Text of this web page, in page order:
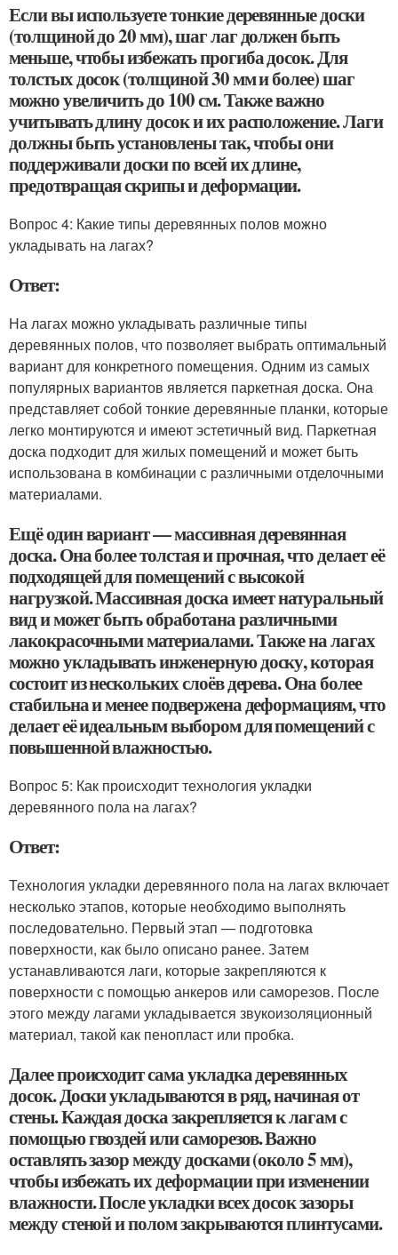
Если вы используете тонкие деревянные доски
(толщиной до 20 мм), шаг лаг должен быть
меньше, чтобы избежать прогиба досок. Для
толстых досок (толщиной 30 мм и более) шаг
можно увеличить до 100 см. Также важно
учитывать длину досок и их расположение. Лаги
должны быть установлены так, чтобы они
поддерживали доски по всей их длине,
предотвращая скрипы и деформации.
Вопрос 4: Какие типы деревянных полов можно
укладывать на лагах?
Ответ:
На лагах можно укладывать различные типы
деревянных полов, что позволяет выбрать оптимальный
вариант для конкретного помещения. Одним из самых
популярных вариантов является паркетная доска. Она
представляет собой тонкие деревянные планки, которые
легко монтируются и имеют эстетичный вид. Паркетная
доска подходит для жилых помещений и может быть
использована в комбинации с различными отделочными
материалами.
Ещё один вариант — массивная деревянная
доска. Она более толстая и прочная, что делает её
подходящей для помещений с высокой
нагрузкой. Массивная доска имеет натуральный
вид и может быть обработана различными
лакокрасочными материалами. Также на лагах
можно укладывать инженерную доску, которая
состоит из нескольких слоёв дерева. Она более
стабильна и менее подвержена деформациям, что
делает её идеальным выбором для помещений с
повышенной влажностью.
Вопрос 5: Как происходит технология укладки
деревянного пола на лагах?
Ответ:
Технология укладки деревянного пола на лагах включает
несколько этапов, которые необходимо выполнять
последовательно. Первый этап — подготовка
поверхности, как было описано ранее. Затем
устанавливаются лаги, которые закрепляются к
поверхности с помощью анкеров или саморезов. После
этого между лагами укладывается звукоизоляционный
материал, такой как пенопласт или пробка.
Далее происходит сама укладка деревянных
досок. Доски укладываются в ряд, начиная от
стены. Каждая доска закрепляется к лагам с
помощью гвоздей или саморезов. Важно
оставлять зазор между досками (около 5 мм),
чтобы избежать их деформации при изменении
влажности. После укладки всех досок зазоры
между стеной и полом закрываются плинтусами.